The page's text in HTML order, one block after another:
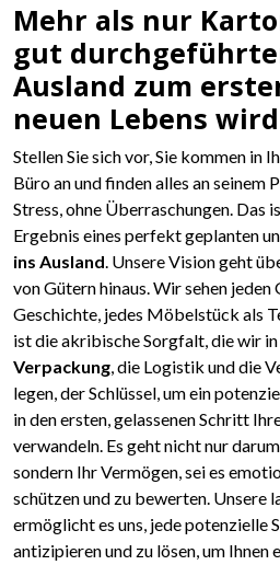
Mehr als nur
gut
Ausland zum
neuen Lebens wird
Stellen Sie sich vor, Sie kommen in
Büro an und finden alles an seinem
Stress, ohne Überraschungen. Das
Ergebnis eines perfekt geplanten
ins Ausland. Unsere Vision geht
von Gütern hinaus. Wir sehen
Geschichte, jedes Möbelstück als
ist die akribische Sorgfalt, die wir
Verpackung, die Logistik und die
legen, der Schlüssel, um ein
in den ersten, gelassenen Schritt
verwandeln. Es geht nicht nur
sondern Ihr Vermögen, sei es
schützen und zu bewerten. Unsere
ermöglicht es uns, jede potenzielle
antizipieren und zu lösen, um Ihnen